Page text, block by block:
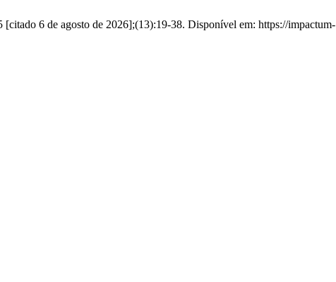
6 de agosto de 2026];(13):19-38. Disponível em: https://impactum-